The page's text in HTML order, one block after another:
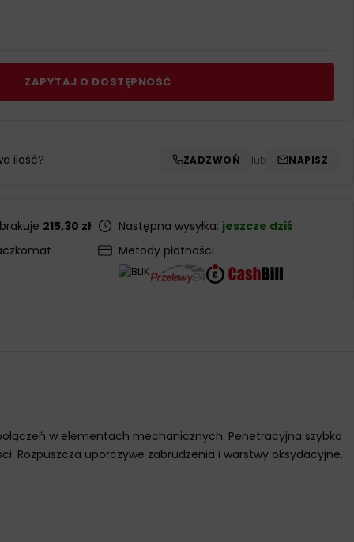
ZAPYTAJ O DOSTĘPNOŚĆ
ilość? ZADZWOŃ lub NAPISZ
215,30 zł
Następna wysyłka: jeszcze dziś
Metody płatności
w elementach mechanicznych. Penetracyjna szybko
Rozpuszcza uporczywe zabrudzenia i warstwy oksydacyjne,